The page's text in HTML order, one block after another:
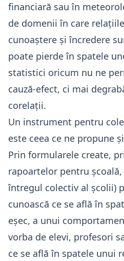
financiară sau în
de domenii în care
cunoaștere și încredere
poate pierde în spatele
statistici oricum nu ne
cauză-efect, ci mai
corelații.
Un instrument pentru
este ceea ce ne propune
Prin formularele create,
rapoartelor pentru
întregul colectiv al școlii)
cunoască ce se află în
eșec, a unui
vorba de elevi, profesori
ce se află în spatele unui